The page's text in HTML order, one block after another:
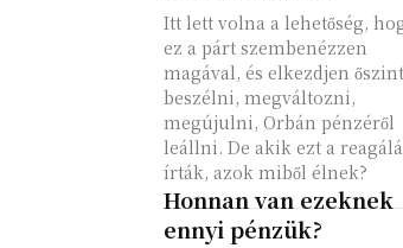
Itt lett volna a lehetőség,
ez a párt szembenézzen
magával, és elkezdjen
beszélni, megváltozni,
megújulni, Orbán pénzéről
leállni. De akik ezt a
írták, azok miből élnek?
Honnan van ezeknek
ennyi pénzük?